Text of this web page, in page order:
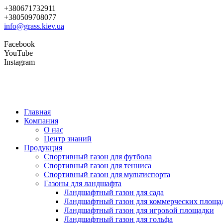
+380671732911
+380509708077
info@grass.kiev.ua
Facebook
YouTube
Instagram
Главная
Компания
О нас
Центр знаний
Продукция
Cпортивный газон для футбола
Cпортивный газон для тенниса
Cпортивный газон для мультиспорта
Газоны для ландшафта
Ландшафтный газон для сада
Ландшафтный газон для коммерческих
Ландшафтный газон для игровой площадки
Ландшафтный газон для гольфа